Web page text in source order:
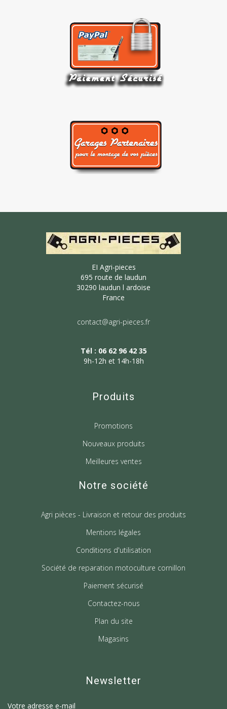
EI Agri-pieces
695 route de laudun
30290 laudun l ardoise
France
contact@agri-pieces.fr
Tél : 06 62 96 42 35
9h-12h et 14h-18h
Produits
Promotions
Nouveaux produits
Meilleures ventes
Notre société
Agri pièces - Livraison et retour des produits
Mentions légales
Conditions d'utilisation
Société de reparation motoculture cornillon
Paiement sécurisé
Contactez-nous
Plan du site
Magasins
Newsletter
Votre adresse e-mail